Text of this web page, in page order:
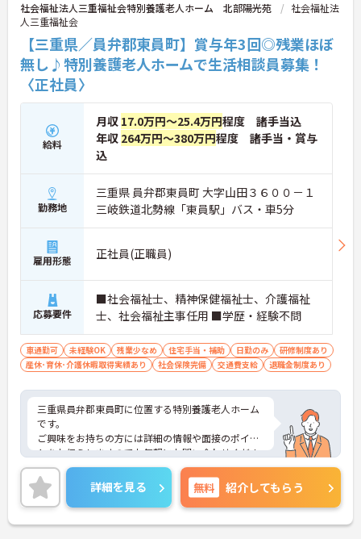
社会福祉法人三重福祉会特別養護老人ホーム 北部陽光苑
社会福祉法
人三重福祉会
【三重県／員弁郡東員町】賞与年3回◎残業ほぼ
無し♪特別養護老人ホームで生活相談員募集！
〈正社員〉
給料
月収 17.0万円～25.4万円程度 諸手当込
年収 264万円～380万円程度 諸手当・賞与
込
勤務地
三重県 員弁郡東員町 大字山田３６００－１
三岐鉄道北勢線「東員駅」バス・車5分
雇用形態 正社員(正職員)
応募要件
■社会福祉士、精神保健福祉士、介護福祉
士、社会福祉主事任用 ■学歴・経験不問
車通勤可 未経験OK 残業少なめ 住宅手当・補助 日勤のみ
研修制度あり
産休･育休･介護休暇取得実績あり
社会保険完備 交通費支給 退職金制度あり
三重県員弁郡東員町に位置する特別養護老人ホーム
です。
ご興味をお持ちの方には詳細の情報や面接のポイン
トをお伝えしますのでお気軽にお問い合わせくださ
いませ。
詳細を見る 無料 紹介してもらう